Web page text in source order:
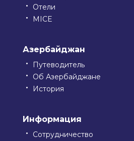
Отели
MICE
Азербайджан
Путеводитель
Об Азербайджане
История
Информация
Сотрудничество